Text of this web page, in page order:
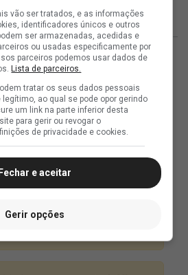
vão ser tratados, e as informações
identificadores únicos e outros
ser armazenadas, acedidas e
ou usadas especificamente por
parceiros podemos usar dados de
Lista de parceiros.
tratar os seus dados pessoais
ao qual se pode opor gerindo
um link na parte inferior desta
para gerir ou revogar o
de privacidade e cookies.
Fechar e aceitar
Gerir opções